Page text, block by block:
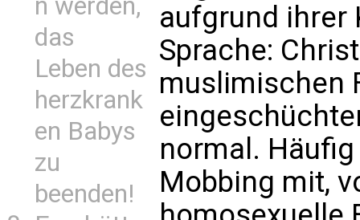
n werden,
das
Leben des
herzkrank
en Babys
zu
beenden!
aufgrund ihrer
Sprache:
muslimischen
normal.
Mobbing mit,